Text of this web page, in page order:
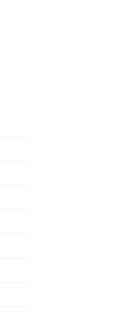
及认可的审核机